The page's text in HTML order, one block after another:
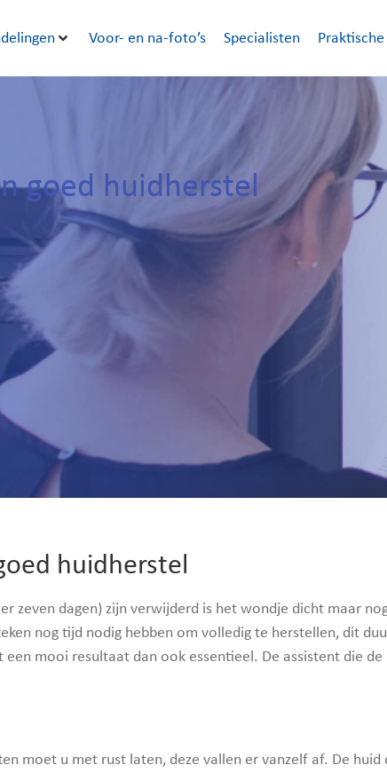
Voor- en na-foto’s Specialisten
goed huidherstel
huidherstel
zeven dagen) zijn verwijderd is het wondje dicht maar
nog tijd nodig hebben om volledig te herstellen, dit
een mooi resultaat dan ook essentieel. De assistent die
moet u met rust laten, deze vallen er vanzelf af. De huid